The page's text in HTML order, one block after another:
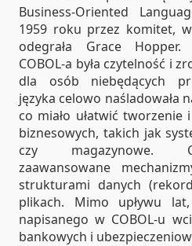
Business-Oriented
1959 roku przez komitet,
odegrała Grace Hopper.
COBOL-a była czytelność i
dla osób niebędących
języka celowo naśladowała
co miało ułatwić
biznesowych, takich jak
czy magazynowe.
zaawansowane
strukturami danych
plikach. Mimo upływu
napisanego w COBOL-u
bankowych i